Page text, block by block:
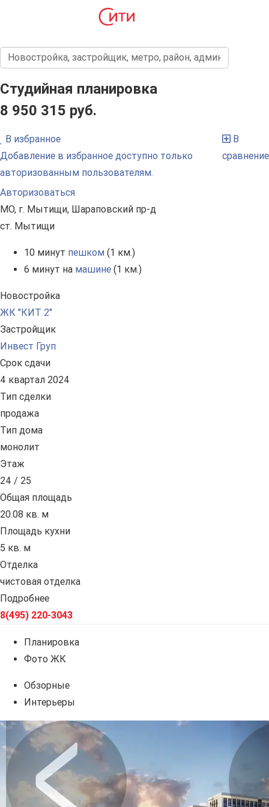
Студийная планировка
8 950 315 руб.
В избранное
Добавление в избранное доступно только
авторизованным пользователям.
Авторизоваться
В
сравнение
МО, г. Мытищи, Шараповский пр-д
ст. Мытищи
10 минут пешком (1 км.)
6 минут на машине (1 км.)
Новостройка
ЖК "КИТ 2"
Застройщик
Инвест Груп
Срок сдачи
4 квартал 2024
Тип сделки
продажа
Тип дома
монолит
Этаж
24 / 25
Общая площадь
20.08 кв. м
Площадь кухни
5 кв. м
Отделка
чистовая отделка
Подробнее
8(495) 220-3043
Планировка
Фото ЖК
Обзорные
Интерьеры